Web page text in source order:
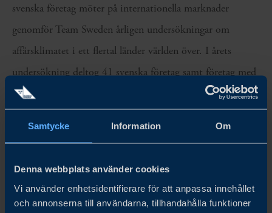
Samtycke Information Om
Denna webbplats använder cookies
Vi använder enhetsidentifierare för att anpassa innehållet
och annonserna till användarna, tillhandahålla funktioner
svenska företag möter på internationella marknader
genomför Team Sweden årligen undersökningar om
affärsklimatet i ett flertal länder världen över. I årets
undersökning deltog 41 svenska företag samt företag med
svensk anknytning i Portugal. Industriföretag utgjorde en
betydande andel av respondenterna, medan företag inom
professionella tjänster och konsumentvaror också utgjorde
Portugal i över fem år.
Vi vill rikta ett stort tack till alla företag och respondenter